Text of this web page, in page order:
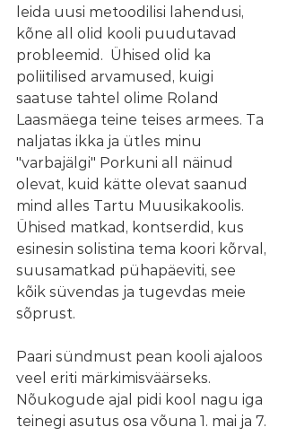
leida uusi metoodilisi lahendusi,
kõne all olid kooli puudutavad
probleemid.  Ühised olid ka
poliitilised arvamused, kuigi
saatuse tahtel olime Roland
Laasmäega teine teises armees. Ta
naljatas ikka ja ütles minu
"varbajälgi" Porkuni all näinud
olevat, kuid kätte olevat saanud
mind alles Tartu Muusikakoolis.
Ühised matkad, kontserdid, kus
esinesin solistina tema koori kõrval,
suusamatkad pühapäeviti, see
kõik süvendas ja tugevdas meie
sõprust.
Paari sündmust pean kooli ajaloos
veel eriti märkimisväärseks.
Nõukogude ajal pidi kool nagu iga
teinegi asutus osa võuna 1. mai ja 7.